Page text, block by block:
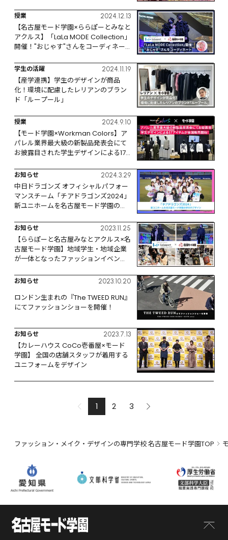
授業 2024.12.13
【名古屋モード学園×ららぽーとみなと
アクルス】「LaLa MODE Collection」
開催！"おじゃす"さんをコーディネー
学生の活躍 2024.11.19
【産学連携】学生のデザインが商品
化！環境に配慮したレリアンのブラン
ド「ループール」
授業 2024.9.10
【モード学園×Workman Colors】ア
パレル業界最大級の新製品発表会にて
お披露目された学生デザインによる17
お知らせ 2024.3.29
中日ドラゴンズ オフィシャルパフォー
マンスチーム「チアドラゴンズ2024」
新ユニホームを名古屋モード学園の学
お知らせ 2023.11.25
【ららぽーと名古屋みなとアクルス×名
古屋モード学園】地域学⽣・地域企業
が⼀体となったファッションイベント
お知らせ 2023.10.20
ロンドン生まれの『The TWEED RUN』
にてファッションショーを開催！
お知らせ 2023.7.13
【カレーハウス CoCo壱番屋×モード
学園】 全国の店舗スタッフが着用する
ユニフォームをデザイン
1 2 3
ファッション・メイク・デザインの専門学校 名古屋モード学園TOP